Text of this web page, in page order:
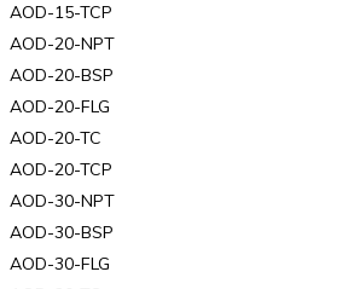
AOD-15-TCP
AOD-20-NPT
AOD-20-BSP
AOD-20-FLG
AOD-20-TC
AOD-20-TCP
AOD-30-NPT
AOD-30-BSP
AOD-30-FLG